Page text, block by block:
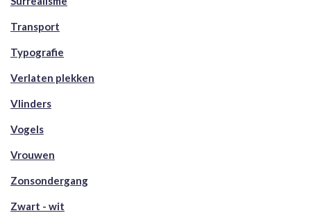
Transport
Typografie
Verlaten plekken
Vlinders
Vogels
Vrouwen
Zonsondergang
Zwart - wit